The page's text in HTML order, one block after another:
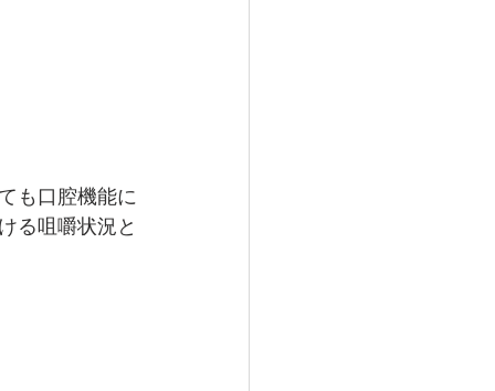
も口腔機能に
る咀嚼状況と